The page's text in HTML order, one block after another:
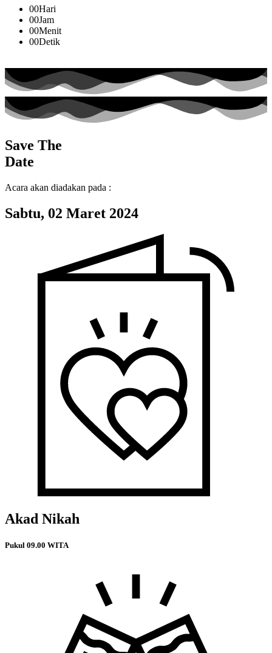
00Hari
00Jam
00Menit
00Detik
Save The
Date
Acara akan diadakan pada :
Sabtu, 02 Maret 2024
Akad Nikah
Pukul 09.00 WITA